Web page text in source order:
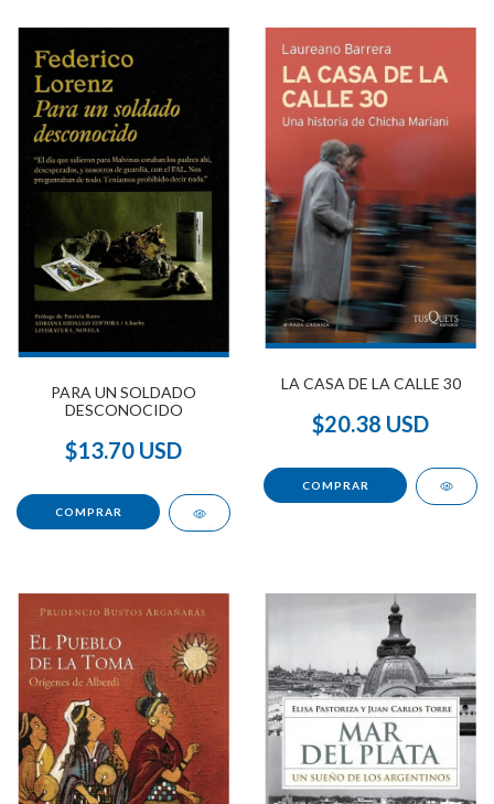
PARA UN SOLDADO
DESCONOCIDO
$13.70 USD
LA CASA DE LA CALLE 30
$20.38 USD